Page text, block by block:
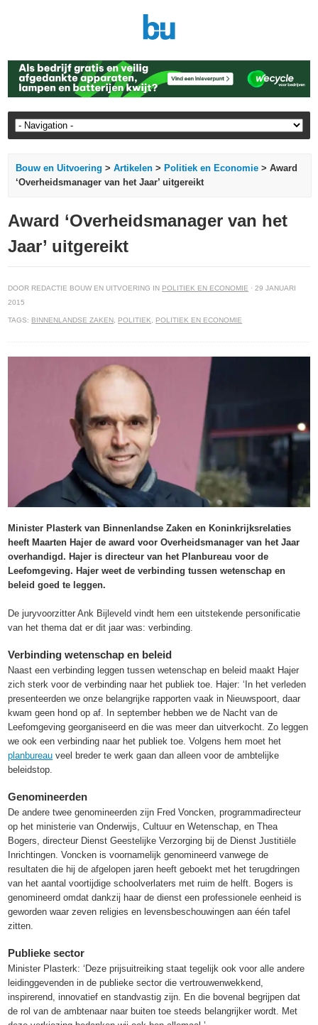
Bouw en Uitvoering >Artikelen > Politiek en Economie > Award
‘Overheidsmanager van het Jaar’ uitgereikt
Award ‘Overheidsmanager van het
Jaar’ uitgereikt
DOOR REDACTIE BOUW EN UITVOERING IN POLITIEK EN ECONOMIE · 29 JANUARI
2015
TAGS: BINNENLANDSE ZAKEN, POLITIEK, POLITIEK EN ECONOMIE
Minister Plasterk van Binnenlandse Zaken en Koninkrijksrelaties
heeft Maarten Hajer de award voor Overheidsmanager van het Jaar
overhandigd. Hajer is directeur van het Planbureau voor de
Leefomgeving. Hajer weet de verbinding tussen wetenschap en
beleid goed te leggen.
De juryvoorzitter Ank Bijleveld vindt hem een uitstekende personificatie
van het thema dat er dit jaar was: verbinding.
Verbinding wetenschap en beleid
Naast een verbinding leggen tussen wetenschap en beleid maakt Hajer
zich sterk voor de verbinding naar het publiek toe. Hajer: ‘In het verleden
presenteerden we onze belangrijke rapporten vaak in Nieuwspoort, daar
kwam geen hond op af. In september hebben we de Nacht van de
Leefomgeving georganiseerd en die was meer dan uitverkocht. Zo leggen
we ook een verbinding naar het publiek toe. Volgens hem moet het
planbureau veel breder te werk gaan dan alleen voor de ambtelijke
beleidstop.
Genomineerden
De andere twee genomineerden zijn Fred Voncken, programmadirecteur
op het ministerie van Onderwijs, Cultuur en Wetenschap, en Thea
Bogers, directeur Dienst Geestelijke Verzorging bij de Dienst Justitiële
Inrichtingen. Voncken is voornamelijk genomineerd vanwege de
resultaten die hij de afgelopen jaren heeft geboekt met het terugdringen
van het aantal voortijdige schoolverlaters met ruim de helft. Bogers is
genomineerd omdat dankzij haar de dienst een professionele eenheid is
geworden waar zeven religies en levensbeschouwingen aan één tafel
zitten.
Publieke sector
Minister Plasterk: ‘Deze prijsuitreiking staat tegelijk ook voor alle andere
leidinggevenden in de publieke sector die vertrouwenwekkend,
inspirerend, innovatief en standvastig zijn. En die bovenal begrijpen dat
de rol van de ambtenaar naar buiten toe steeds belangrijker wordt. Met